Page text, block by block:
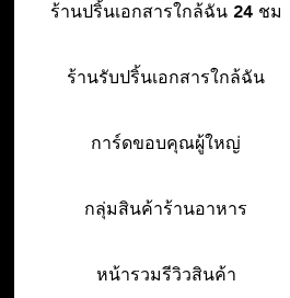
ร้านปริ้นเอกสารใกล้ฉัน 24 ชม
ร้านรับปริ้นเอกสารใกล้ฉัน
การ์ดขอบคุณผู้ใหญ่
กลุ่มสินค้าร้านอาหาร
หน้ารวมรีวิวสินค้า